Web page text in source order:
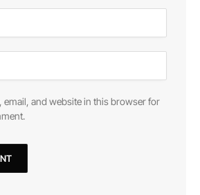
email, and website in this browser for